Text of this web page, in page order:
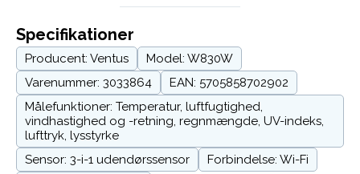
Specifikationer
Producent: Ventus
Model: W830W
Varenummer: 3033864
EAN: 5705858702902
Målefunktioner: Temperatur, luftfugtighed,
vindhastighed og -retning, regnmængde, UV-indeks,
lufttryk, lysstyrke
Sensor: 3-i-1 udendørssensor
Forbindelse: Wi-Fi